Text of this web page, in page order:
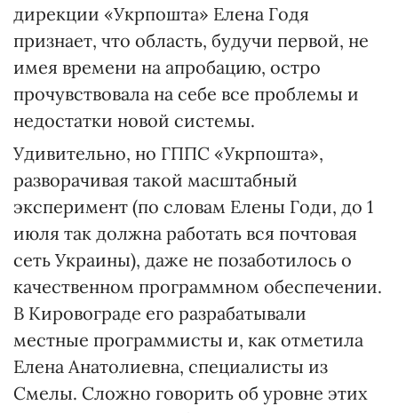
дирекции «Укрпошта» Елена Годя
признает, что область, будучи первой, не
имея времени на апробацию, остро
прочувствовала на себе все проблемы и
недостатки новой системы.
Удивительно, но ГППС «Укрпошта»,
разворачивая такой масштабный
эксперимент (по словам Елены Годи, до 1
июля так должна работать вся почтовая
сеть Украины), даже не позаботилось о
качественном программном обеспечении.
В Кировограде его разрабатывали
местные программисты и, как отметила
Елена Анатолиевна, специалисты из
Смелы. Сложно говорить об уровне этих